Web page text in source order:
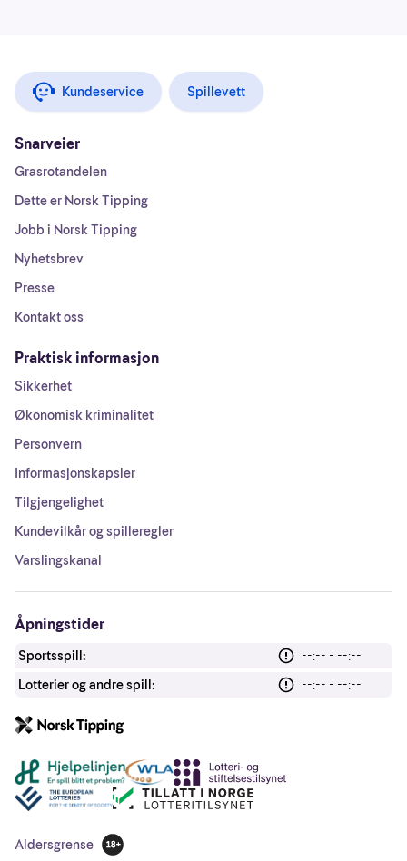
Kundeservice Spillevett
Snarveier
Grasrotandelen
Dette er Norsk Tipping
Jobb i Norsk Tipping
Nyhetsbrev
Presse
Kontakt oss
Praktisk informasjon
Sikkerhet
Økonomisk kriminalitet
Personvern
Informasjonskapsler
Tilgjengelighet
Kundevilkår og spilleregler
Varslingskanal
Åpningstider
Sportsspill:
--:-- - --:--
Lotterier og andre spill:
--:-- - --:--
Andre lenker
Aldersgrense
18 år